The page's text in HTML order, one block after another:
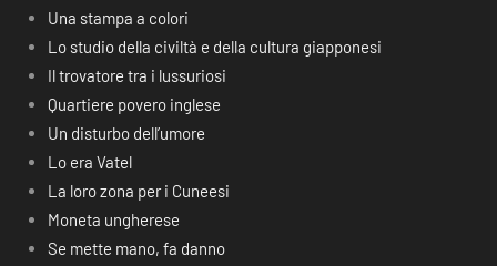
Una stampa a colori
Lo studio della civiltà e della cultura giapponesi
Il trovatore tra i lussuriosi
Quartiere povero inglese
Un disturbo dell’umore
Lo era Vatel
La loro zona per i Cuneesi
Moneta ungherese
Se mette mano, fa danno